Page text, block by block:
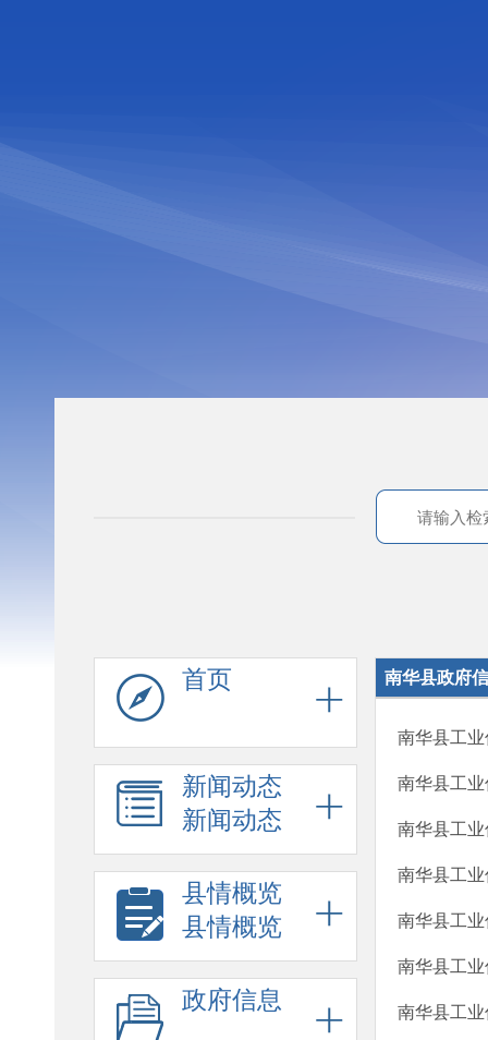
首页
新闻动态
新闻动态
县情概览
县情概览
政府信息
南华县政府
南华县工
南华县工业
南华县工
南华县工
南华县工
南华县工
南华县工